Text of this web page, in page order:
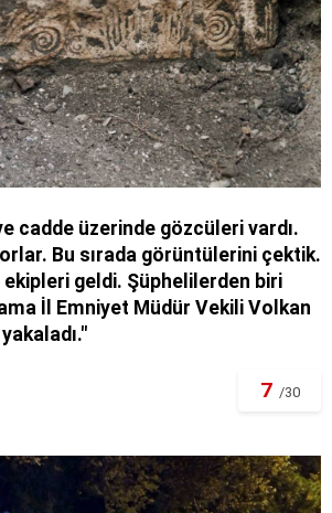
cadde üzerinde gözcüleri vardı.
Bu sırada görüntülerini çektik.
geldi. Şüphelilerden biri
İl Emniyet Müdür Vekili Volkan
7 /30